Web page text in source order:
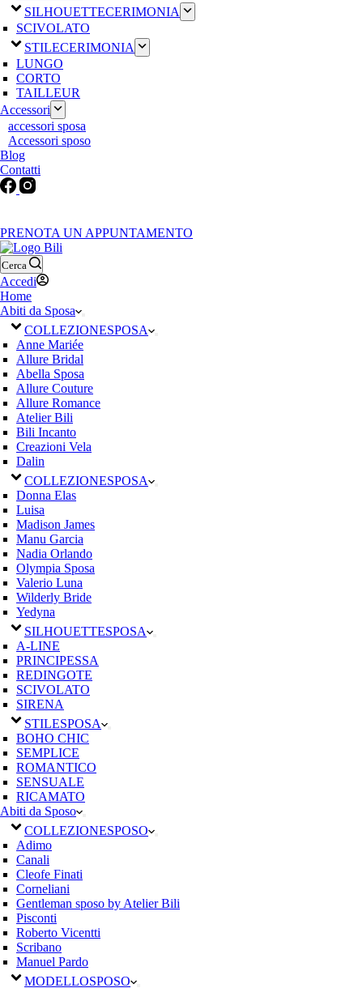
SILHOUETTECERIMONIA
SCIVOLATO
STILECERIMONIA
LUNGO
CORTO
TAILLEUR
Accessori
accessori sposa
Accessori sposo
Blog
Contatti
PRENOTA UN APPUNTAMENTO
Cerca
Accedi
Home
Abiti da Sposa
COLLEZIONESPOSA
Anne Mariée
Allure Bridal
Abella Sposa
Allure Couture
Allure Romance
Atelier Bili
Bili Incanto
Creazioni Vela
Dalin
COLLEZIONESPOSA
Donna Elas
Luisa
Madison James
Manu Garcia
Nadia Orlando
Olympia Sposa
Valerio Luna
Wilderly Bride
Yedyna
SILHOUETTESPOSA
A-LINE
PRINCIPESSA
REDINGOTE
SCIVOLATO
SIRENA
STILESPOSA
BOHO CHIC
SEMPLICE
ROMANTICO
SENSUALE
RICAMATO
Abiti da Sposo
COLLEZIONESPOSO
Adimo
Canali
Cleofe Finati
Corneliani
Gentleman sposo by Atelier Bili
Pisconti
Roberto Vicentti
Scribano
Manuel Pardo
MODELLOSPOSO